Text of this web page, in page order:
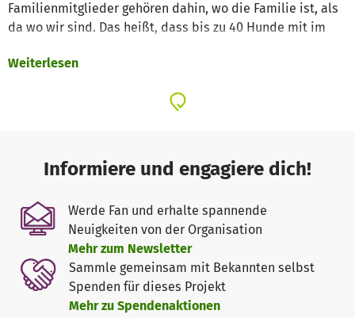
Familienmitglieder gehören dahin, wo die Familie ist, als
da wo wir sind. Das heißt, dass bis zu 40 Hunde mit im
vermitteln, die das beinhaltet.
Wir bereiten die Hunde, die teils aus schlechter Haltung
ist anders und tickt dementsprechend auch anders. Sie
werden, wenn nötig, sozialisiert und leben mit bis zu 40
Hunden in einem großen Rudel.
Woher kommen die Tiere? Sie kommen von überall her,
mal sind es Fundhunde von der Straße mal sind es Hund
aus schlechten Haltungen mal sin es ... wir nehmen alle
auf, auch die "Hoffnungslosen". Wir arbeiten auch mit
anderen Vereinen zusammen, die dann bei uns ihre
Weiterlesen
Informiere und engagiere dich!
Werde Fan und erhalte spannende
Neuigkeiten von der Organisation
Mehr zum Newsletter
Sammle gemeinsam mit Bekannten selbst
Spenden für dieses Projekt
Mehr zu Spendenaktionen